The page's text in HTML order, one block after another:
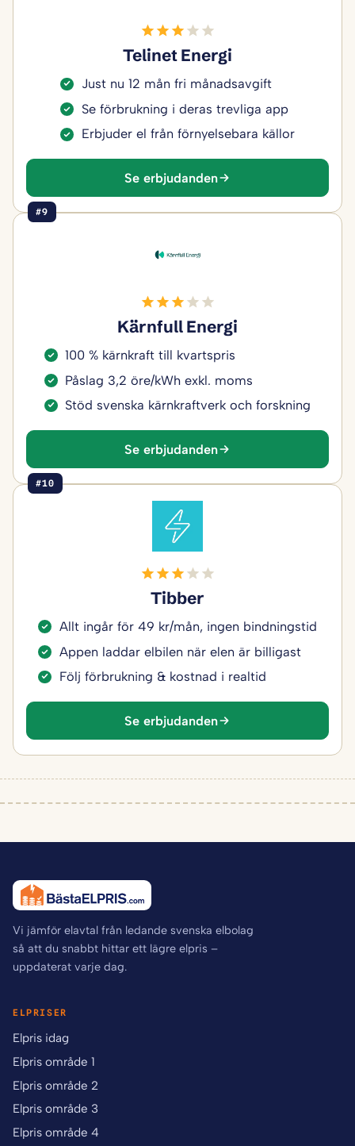
Telinet Energi
Just nu 12 mån fri månadsavgift
Se förbrukning i deras trevliga app
Erbjuder el från förnyelsebara källor
Se erbjudanden
#9
Kärnfull Energi
100 % kärnkraft till kvartspris
Påslag 3,2 öre/kWh exkl. moms
Stöd svenska kärnkraftverk och forskning
Se erbjudanden
#10
Tibber
Allt ingår för 49 kr/mån, ingen bindningstid
Appen laddar elbilen när elen är billigast
Följ förbrukning & kostnad i realtid
Se erbjudanden
Vi jämför elavtal från ledande svenska elbolag
så att du snabbt hittar ett lägre elpris –
uppdaterat varje dag.
ELPRISER
Elpris idag
Elpris område 1
Elpris område 2
Elpris område 3
Elpris område 4